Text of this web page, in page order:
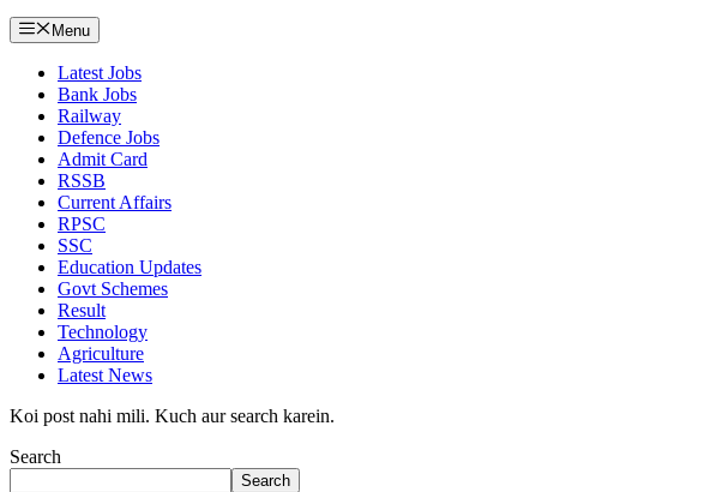
Menu
Latest Jobs
Bank Jobs
Railway
Defence Jobs
Admit Card
RSSB
Current Affairs
RPSC
SSC
Education Updates
Govt Schemes
Result
Technology
Agriculture
Latest News
Koi post nahi mili. Kuch aur search karein.
Search
Search